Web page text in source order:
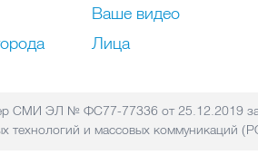
Ваше видео
Лица
СМИ ЭЛ № ФС77-77336 от 25.12.2019
технологий и массовых